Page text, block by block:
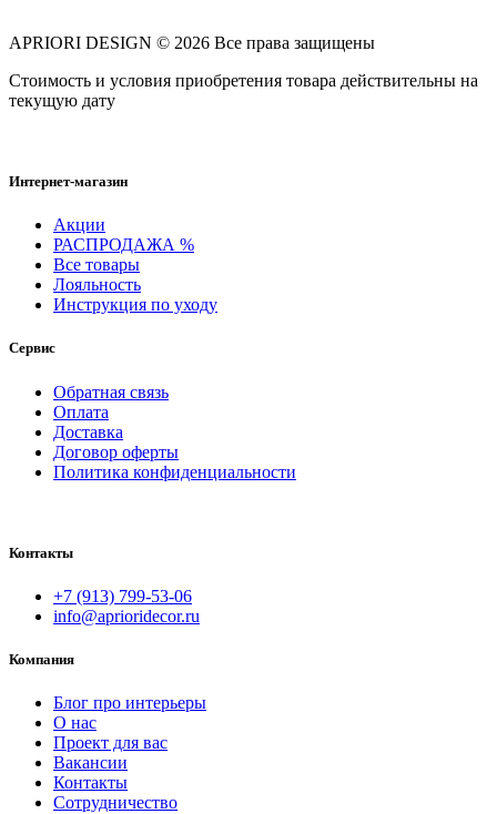
APRIORI DESIGN © 2026 Все права защищены
Cтоимость и условия приобретения товара действительны на
текущую дату
Интернет-магазин
Акции
РАСПРОДАЖА %
Все товары
Лояльность
Инструкция по уходу
Сервис
Обратная связь
Оплата
Доставка
Договор оферты
Политика конфиденциальности
Контакты
+7 (913) 799-53-06
info@aprioridecor.ru
Компания
Блог про интерьеры
О нас
Проект для вас
Вакансии
Контакты
Сотрудничество